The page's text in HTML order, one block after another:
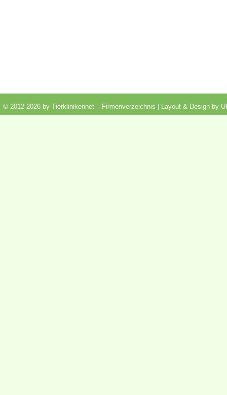
© 2012-2026 by Tierklinikennet – Firmenverzeichnis | Layout & Design by